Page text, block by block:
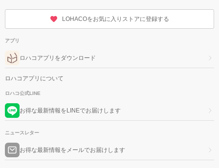
LOHACOをお気に入りストアに登録する
アプリ
ロハコアプリをダウンロード
ロハコアプリについて
ロハコ公式LINE
お得な最新情報をLINEでお届けします
ニュースレター
お得な最新情報をメールでお届けします